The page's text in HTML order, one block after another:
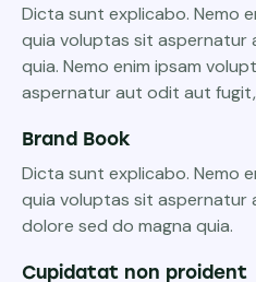
Dicta sunt explicabo. Nemo
quia voluptas sit aspernatur
quia. Nemo enim ipsam
aspernatur aut odit aut fugit,
Brand Book
Dicta sunt explicabo. Nemo
quia voluptas sit aspernatur
dolore sed do magna quia.
Cupidatat non proident